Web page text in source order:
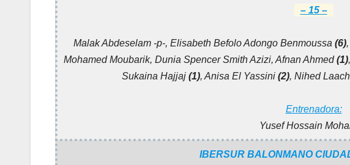
– 15 –
Malak Abdeselam -p-, Elisabeth Befolo Adongo Benmoussa (6)
Mohamed Moubarik, Dunia Spencer Smith Azizi, Afnan Ahmed(1)
Sukaina Hajjaj (1), Anisa El Yassini (2), Nihed
Entrenadora:
Yusef Hossain
IBERSUR BALONMANO